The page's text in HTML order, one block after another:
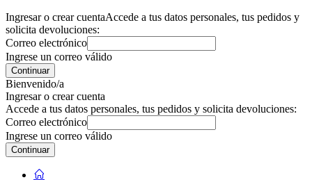
Ingresar o crear cuentaAccede a tus datos personales, tus pedidos y
solicita devoluciones:
Correo electrónico
Ingrese un correo válido
Continuar
Bienvenido/a
Ingresar o crear cuenta
Accede a tus datos personales, tus pedidos y solicita devoluciones:
Correo electrónico
Ingrese un correo válido
Continuar